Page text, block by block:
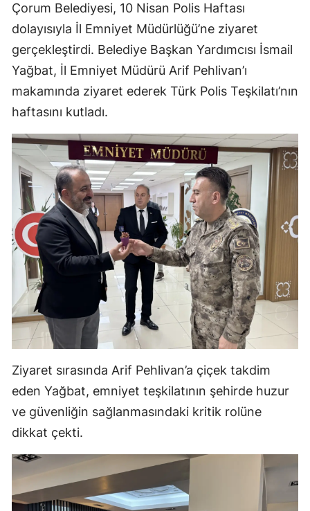
Erzincan
Erzurum
Eskişehir
Gaziantep
Gümüşhane
Hakkari
Hatay
Isparta
Mersin
İstanbul
İzmir
Kars
Kastamonu
Kayseri
Çorum Belediyesi, 10 Nisan Polis Haftası
dolayısıyla İl Emniyet Müdürlüğü’ne ziyaret
gerçekleştirdi. Belediye Başkan Yardımcısı İsmail
Yağbat, İl Emniyet Müdürü Arif Pehlivan’ı
makamında ziyaret ederek Türk Polis Teşkilatı’nın
haftasını kutladı.
Ziyaret sırasında Arif Pehlivan’a çiçek takdim
eden Yağbat, emniyet teşkilatının şehirde huzur
ve güvenliğin sağlanmasındaki kritik rolüne
dikkat çekti.